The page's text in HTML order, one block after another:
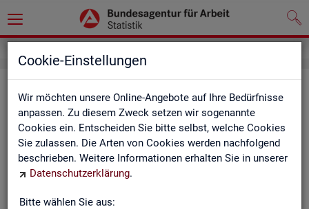
Cookie-Einstellungen
Wir möchten unsere Online-Angebote auf Ihre Bedürfnisse
anpassen. Zu diesem Zweck setzen wir sogenannte
Cookies ein. Entscheiden Sie bitte selbst, welche Cookies
Sie zulassen. Die Arten von Cookies werden nachfolgend
beschrieben. Weitere Informationen erhalten Sie in unserer
Datenschutzerklärung.
Bitte wählen Sie aus:
Ar­beits­lo­se und Ar­beits­lo­sen­quo­
ten - Deutsch­land, Län­der, Krei­se
und Ge­mein­den (Zeit­rei­he Mo­nats-
und Jah­res­zah­len)
nen über Ar­beits­lo­se nach Alter, Ge­schlecht, Staats­an­ge­hö­